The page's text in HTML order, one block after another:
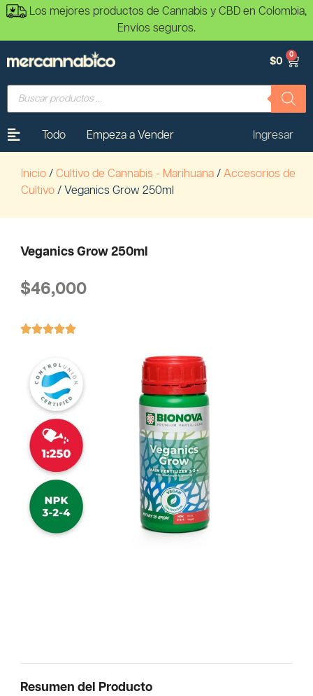
Los mejores productos de Cannabis y CBD en Colombia,
Envíos seguros.
$0
0
Todo Empeza a Vender Ingresar
Inicio / Cultivo de Cannabis - Marihuana / Accesorios de
Cultivo / Veganics Grow 250ml
Veganics Grow 250ml
$46,000

Resumen del Producto